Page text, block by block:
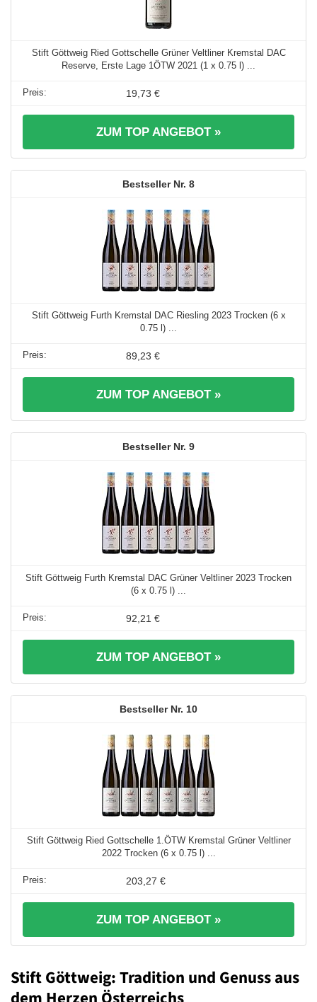
Stift Göttweig Ried Gottschelle Grüner Veltliner Kremstal DAC
Reserve, Erste Lage 1ÖTW 2021 (1 x 0.75 l) ...
19,73 €
ZUM TOP ANGEBOT »
8
Stift Göttweig Furth Kremstal DAC Riesling 2023 Trocken (6 x
0.75 l) ...
89,23 €
ZUM TOP ANGEBOT »
9
Stift Göttweig Furth Kremstal DAC Grüner Veltliner 2023 Trocken
(6 x 0.75 l) ...
92,21 €
ZUM TOP ANGEBOT »
10
Stift Göttweig Ried Gottschelle 1.ÖTW Kremstal Grüner Veltliner
2022 Trocken (6 x 0.75 l) ...
203,27 €
ZUM TOP ANGEBOT »
Stift Göttweig: Tradition und Genuss aus